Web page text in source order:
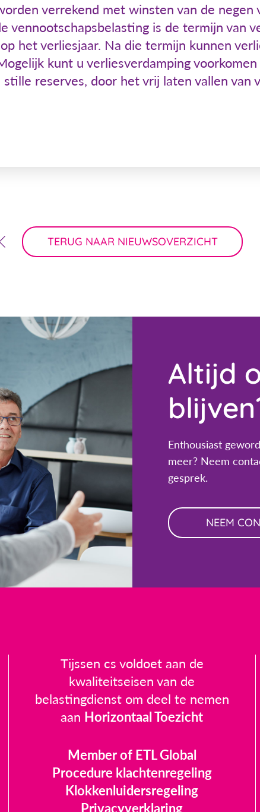
verrekend met winsten van de negen
vennootschapsbelasting is de termijn van
het verliesjaar. Na die termijn kunnen
kunt u verliesverdamping
stille reserves, door het vrij laten vallen van
TERUG NAAR NIEUWSOVERZICHT
Altijd
Enthousiast
meer? Neem
gesprek.
NEEM
Tijssen cs voldoet aan de
kwaliteitseisen van de
belastingdienst om deel te nemen
aan Horizontaal Toezicht
Member of ETL Global
Procedure klachtenregeling
Klokkenluidersregeling
Privacyverklaring